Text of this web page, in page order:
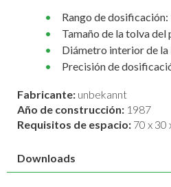
Rango de dosificación:
Tamaño de la tolva
Diámetro interior de la
Precisión de
Fabricante: unbekannt
Año de construcción: 1987
Requisitos de espacio: 70 x 30
Downloads